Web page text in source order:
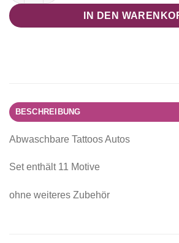
IN DEN
BESCHREIBUNG
Abwaschbare Tattoos Autos
Set enthält 11 Motive
ohne weiteres Zubehör